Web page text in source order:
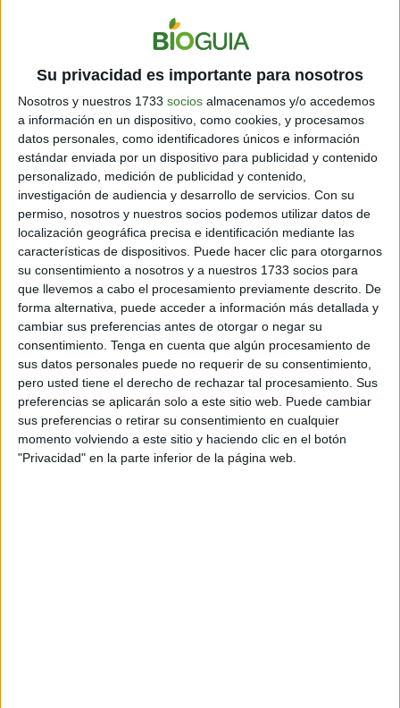
Su privacidad es importante para nosotros
Nosotros y nuestros 1733 socios almacenamos y/o accedemos
a información en un dispositivo, como cookies, y procesamos
datos personales, como identificadores únicos e información
estándar enviada por un dispositivo para publicidad y contenido
personalizado, medición de publicidad y contenido,
investigación de audiencia y desarrollo de servicios. Con su
permiso, nosotros y nuestros socios podemos utilizar datos de
localización geográfica precisa e identificación mediante las
características de dispositivos. Puede hacer clic para otorgarnos
su consentimiento a nosotros y a nuestros 1733 socios para
que llevemos a cabo el procesamiento previamente descrito. De
forma alternativa, puede acceder a información más detallada y
cambiar sus preferencias antes de otorgar o negar su
consentimiento. Tenga en cuenta que algún procesamiento de
sus datos personales puede no requerir de su consentimiento,
pero usted tiene el derecho de rechazar tal procesamiento. Sus
preferencias se aplicarán solo a este sitio web. Puede cambiar
sus preferencias o retirar su consentimiento en cualquier
momento volviendo a este sitio y haciendo clic en el botón
"Privacidad" en la parte inferior de la página web.
Migrañas recurrentes
Dolores o hinchazón de abdomen